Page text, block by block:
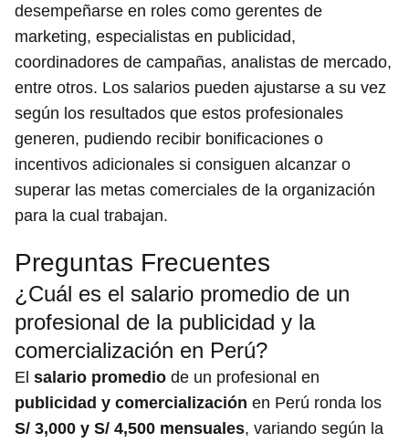
desempeñarse en roles como gerentes de
marketing, especialistas en publicidad,
coordinadores de campañas, analistas de mercado,
entre otros. Los salarios pueden ajustarse a su vez
según los resultados que estos profesionales
generen, pudiendo recibir bonificaciones o
incentivos adicionales si consiguen alcanzar o
superar las metas comerciales de la organización
para la cual trabajan.
Preguntas Frecuentes
¿Cuál es el salario promedio de un
profesional de la publicidad y la
comercialización en Perú?
El salario promedio de un profesional en
publicidad y comercialización en Perú ronda los
S/ 3,000 y S/ 4,500 mensuales, variando según la